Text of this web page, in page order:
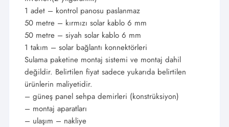
1 adet – kontrol panosu paslanmaz
50 metre – kırmızı solar kablo 6 mm
50 metre – siyah solar kablo 6 mm
1 takım – solar bağlantı konnektörleri
Sulama paketine montaj sistemi ve montaj dahil
değildir. Belirtilen fiyat sadece yukarıda belirtilen
ürünlerin maliyetidir.
– güneş panel sehpa demirleri (konstrüksiyon)
– montaj aparatları
– ulaşım – nakliye